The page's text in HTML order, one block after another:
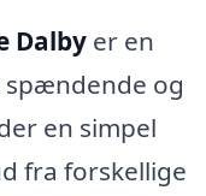
Dalby er en
spændende og
en simpel
fra forskellige